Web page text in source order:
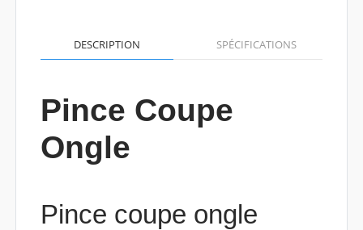
DESCRIPTION SPÉCIFICATIONS
Pince Coupe
Ongle
Pince coupe ongle